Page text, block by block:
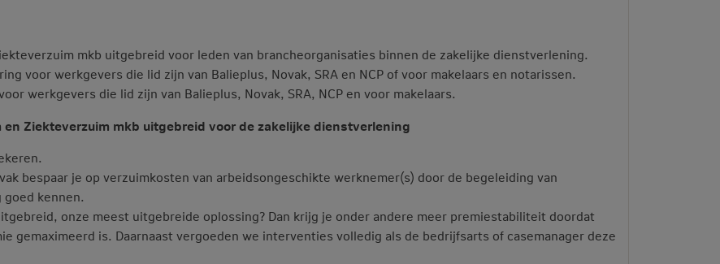
mkb uitgebreid voor leden van brancheorganisaties binnen de zakelijke dienstverlening.
voor werkgevers die lid zijn van Balieplus, Novak, SRA en NCP of voor makelaars en notarissen.
werkgevers die lid zijn van Balieplus, Novak, SRA, NCP en voor makelaars.
Ziekteverzuim mkb uitgebreid voor de zakelijke dienstverlening
bespaar je op verzuimkosten van arbeidsongeschikte werknemer(s) door de begeleiding van
kennen.
onze meest uitgebreide oplossing? Dan krijg je onder andere meer premiestabiliteit doordat
gemaximeerd is. Daarnaast vergoeden we interventies volledig als de bedrijfsarts of casemanager deze